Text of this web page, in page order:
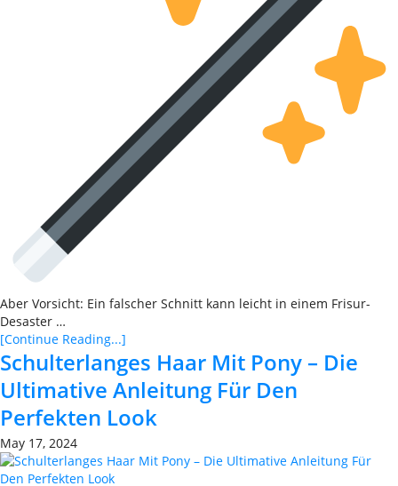
Aber Vorsicht: Ein falscher Schnitt kann leicht in einem Frisur-
Desaster …
[Continue Reading...]
Schulterlanges Haar Mit Pony – Die
Ultimative Anleitung Für Den
Perfekten Look
May 17, 2024